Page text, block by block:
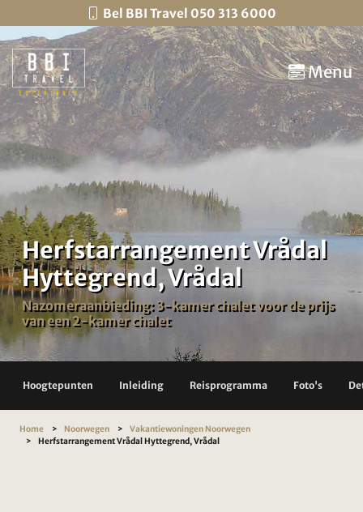
Bel BBI Travel 050 313 6000
Menu
Herfstarrangement Vrådal
Hyttegrend, Vrådal
Nazomeraanbieding: 3-kamer chalet voor de prijs
van een 2-kamer chalet
Hoogtepunten Inleiding Reisprogramma Foto's
Home Noorwegen
Vakantiewoningen Noorwegen
Herfstarrangement Vrådal Hyttegrend, Vrådal